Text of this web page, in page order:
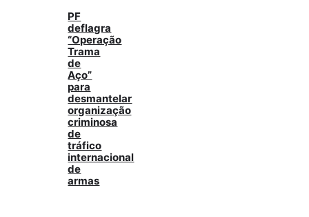
PF
deflagra
“Operação
Trama
de
Aço”
para
desmantelar
organização
criminosa
de
tráfico
internacional
de
armas